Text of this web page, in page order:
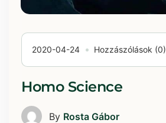
2020-04-24 Hozzászólások (0)
Homo Science
By Rosta Gábor